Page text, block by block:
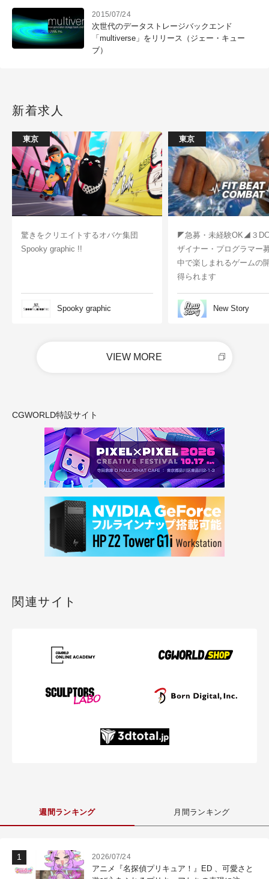
2015/07/24
次世代のデータストレージバックエンド
「multiverse」をリリース（ジェー・キュー
ブ）
新着求人
東京
驚きをクリエイトするオバケ集団
Spooky graphic !!
Spooky graphic
東京
◤急募・未経験OK◢３
ザイナー・プログラマー
中で楽しまれるゲームの
得られます
New Story
VIEW MORE
CGWORLD特設サイト
関連サイト
週間ランキング 月間ランキング
2026/07/24
アニメ『名探偵プリキュア！』ED 、可愛さと